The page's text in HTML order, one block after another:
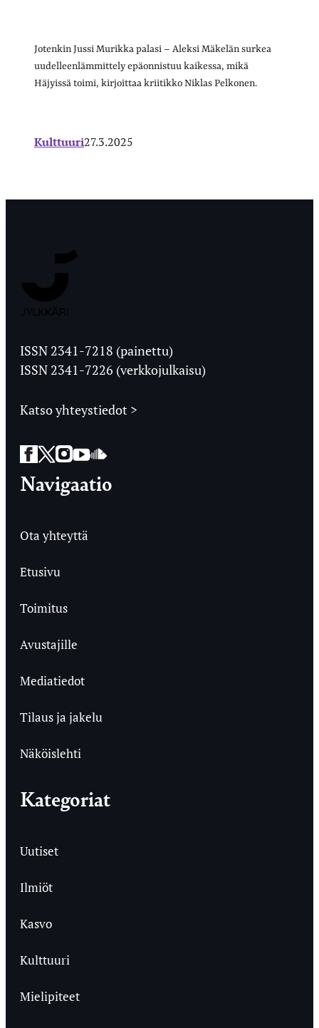
Jotenkin Jussi Murikka palasi – Aleksi Mäkelän surkea
uudelleenlämmittely epäonnistuu kaikessa, mikä
Häjyissä toimi, kirjoittaa kriitikko Niklas Pelkonen.
Kulttuuri27.3.2025
Ylioppilaslehti
ISSN 2341-7218 (painettu)
ISSN 2341-7226 (verkkojulkaisu)
Katso yhteystiedot >
Facebook
Twitter
Instagram
YouTube
SoundCloud
Navigaatio
Ota yhteyttä
Etusivu
Toimitus
Avustajille
Mediatiedot
Tilaus ja jakelu
Näköislehti
Kategoriat
Uutiset
Ilmiöt
Kasvo
Kulttuuri
Mielipiteet